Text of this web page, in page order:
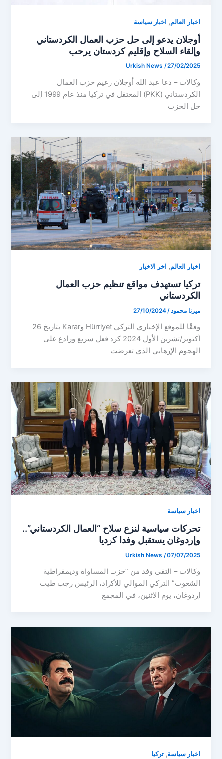
اخبار العالم, اخبار سياسة
أوجلان يدعو إلى حل حزب العمال الكردستاني
وإلقاء السلاح وإقليم كردستان يرحب
Urkish News /27/02/2025
وكالات – دعا عبد الله أوجلان زعيم حزب العمال
الكردستاني (PKK) المعتقل في تركيا منذ عام 1999 إلى
حل الحزب
اخبار العالم, اخر الاخبار
تركيا تستهدف مواقع تنظيم حزب العمال
الكردستاني
ميرنا محمود/
27/10/2024
وفقًا للموقع الإخباري التركي Hürriyet وKarar بتاريخ 26
أكتوبر/تشرين الأول 2024 كرد فعل سريع ورادع على
الهجوم الإرهابي الذي تعرضت
اخبار سياسة
تحركات سياسية لنزع سلاح “العمال الكردستاني”..
وإردوغان يستقبل وفدا كرديا
Urkish News /07/07/2025
وكالات – التقى وفد من “حزب المساواة وديمقراطية
الشعوب” التركي الموالي للأكراد، الرئيس رجب طيب
إردوغان، يوم الاثنين، في المجمع
اخبار سياسة,تركيا